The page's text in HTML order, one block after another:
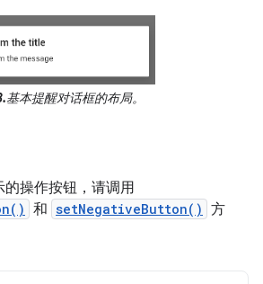
基本提醒对话框的布局。
操作按钮，请调用
和 setNegativeButton() 方